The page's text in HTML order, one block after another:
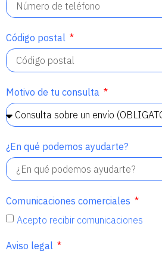
Código postal
Motivo de tu consulta
¿En qué podemos ayudarte?
Comunicaciones comerciales
Acepto recibir comunicaciones
Aviso legal